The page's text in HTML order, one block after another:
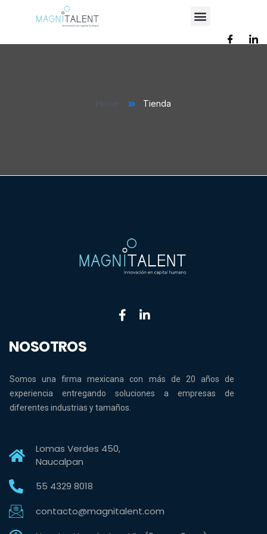
Home Tienda
NOSOTROS
Somos una firma mexicana con más de 20 años de
experiencia entregando soluciones a empresas de
diferentes industrias y tamaños.
Lomas Verdes 450,
Naucalpan
55 4329 8018
contacto@magnitalent.com